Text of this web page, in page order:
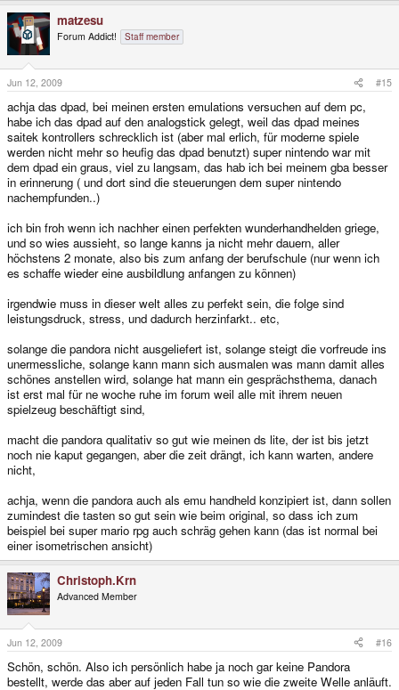
matzesu
Forum Addict! Staff member
Jun 12, 2009 #15
achja das dpad, bei meinen ersten emulations versuchen auf dem pc,
habe ich das dpad auf den analogstick gelegt, weil das dpad meines
saitek kontrollers schrecklich ist (aber mal erlich, für moderne spiele
werden nicht mehr so heufig das dpad benutzt) super nintendo war mit
dem dpad ein graus, viel zu langsam, das hab ich bei meinem gba besser
in erinnerung ( und dort sind die steuerungen dem super nintendo
nachempfunden..)
ich bin froh wenn ich nachher einen perfekten wunderhandhelden griege,
und so wies aussieht, so lange kanns ja nicht mehr dauern, aller
höchstens 2 monate, also bis zum anfang der berufschule (nur wenn ich
es schaffe wieder eine ausbildlung anfangen zu können)
irgendwie muss in dieser welt alles zu perfekt sein, die folge sind
leistungsdruck, stress, und dadurch herzinfarkt.. etc,
solange die pandora nicht ausgeliefert ist, solange steigt die vorfreude ins
unermessliche, solange kann mann sich ausmalen was mann damit alles
schönes anstellen wird, solange hat mann ein gesprächsthema, danach
ist erst mal für ne woche ruhe im forum weil alle mit ihrem neuen
spielzeug beschäftigt sind,
macht die pandora qualitativ so gut wie meinen ds lite, der ist bis jetzt
noch nie kaput gegangen, aber die zeit drängt, ich kann warten, andere
nicht,
achja, wenn die pandora auch als emu handheld konzipiert ist, dann sollen
zumindest die tasten so gut sein wie beim original, so dass ich zum
beispiel bei super mario rpg auch schräg gehen kann (das ist normal bei
einer isometrischen ansicht)
Christoph.Krn
Advanced Member
Jun 12, 2009 #16
Schön, schön. Also ich persönlich habe ja noch gar keine Pandora
bestellt, werde das aber auf jeden Fall tun so wie die zweite Welle anläuft.